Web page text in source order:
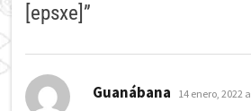
[epsxe] ”
Guanábana dice:
14 enero, 2022